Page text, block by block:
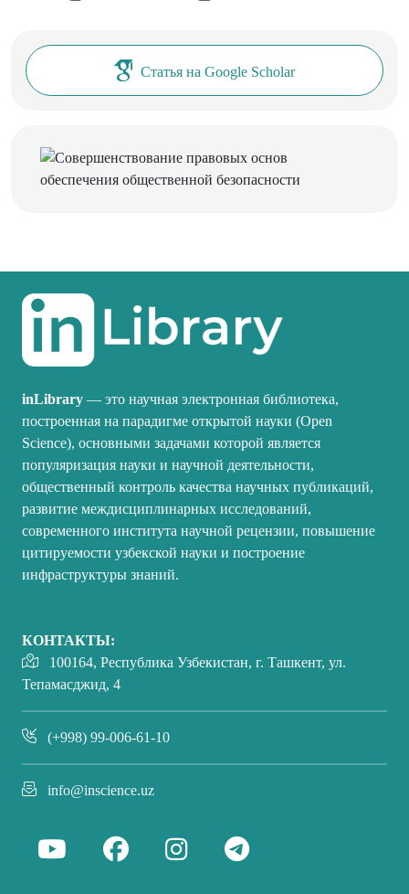
Статья на Google Scholar
inLibrary — это научная электронная библиотека,
построенная на парадигме открытой науки (Open
Science), основными задачами которой является
популяризация науки и научной деятельности,
общественный контроль качества научных публикаций,
развитие междисциплинарных исследований,
современного института научной рецензии, повышение
цитируемости узбекской науки и построение
инфраструктуры знаний.
КОНТАКТЫ:
100164, Республика Узбекистан, г. Ташкент, ул.
Тепамасджид, 4
(+998) 99-006-61-10
info@inscience.uz